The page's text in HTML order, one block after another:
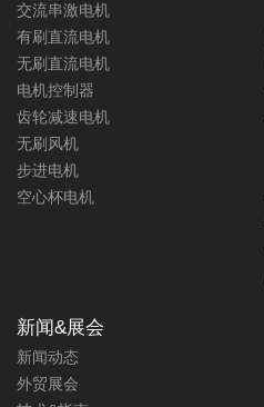
交流串激电机
有刷直流电机
无刷直流电机
电机控制器
齿轮减速电机
无刷风机
步进电机
空心杯电机
新闻&展会
新闻动态
外贸展会